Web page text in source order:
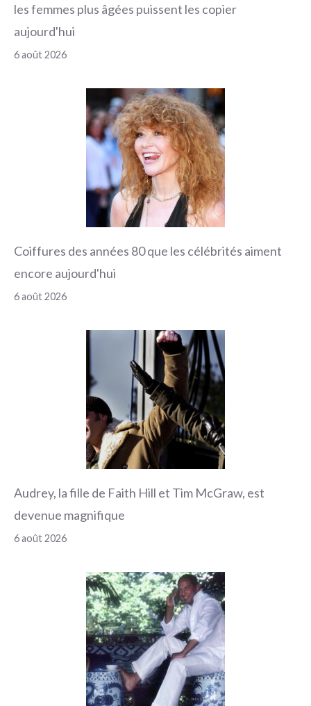
les femmes plus âgées puissent les copier
aujourd'hui
6 août 2026
Coiffures des années 80 que les célébrités aiment
encore aujourd'hui
6 août 2026
Audrey, la fille de Faith Hill et Tim McGraw, est
devenue magnifique
6 août 2026